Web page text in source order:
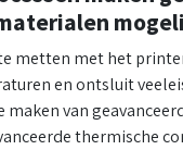
metten met het
en ontsluit
van
thermische